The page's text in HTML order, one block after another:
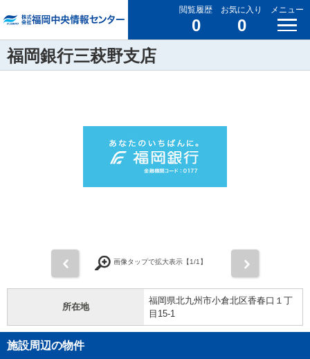
閲覧履歴
0
お気に入り
0
メニュー
福岡銀行三萩野支店
画像タップで拡大表示【1/1】
所在地
福岡県北九州市小倉北区香春口１丁
目15-1
施設周辺の物件